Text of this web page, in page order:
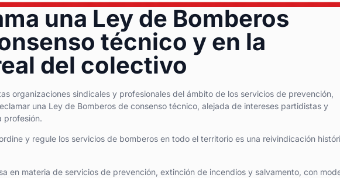
una Ley de Bomberos
técnico y en la
del colectivo
organizaciones sindicales y profesionales del ámbito de los servicios de prevención,
una Ley de Bomberos de consenso técnico, alejada de intereses partidistas y
profesión.
y regule los servicios de bomberos en todo el territorio es una reivindicación
en materia de servicios de prevención, extinción de incendios y salvamento, con